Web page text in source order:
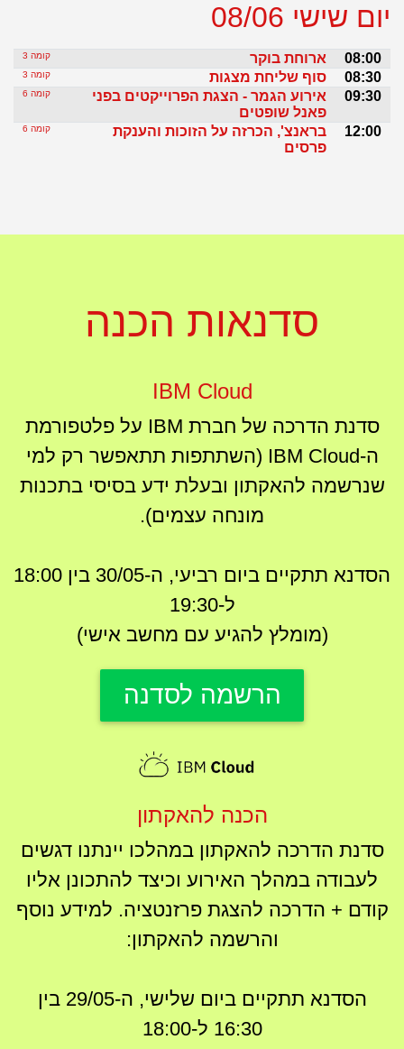
יום שישי 08/06
08:00 ארוחת בוקר קומה 3
08:30 סוף שליחת מצגות קומה 3
09:30
אירוע הגמר - הצגת הפרוייקטים בפני
פאנל שופטים
קומה 6
12:00
בראנצ', הכרזה על הזוכות והענקת
פרסים
קומה 6
סדנאות הכנה
IBM Cloud
סדנת הדרכה של חברת IBM על פלטפורמת
ה-IBM Cloud (השתתפות תתאפשר רק למי
שנרשמה להאקתון ובעלת ידע בסיסי בתכנות
מונחה עצמים).
הסדנא תתקיים ביום רביעי, ה-30/05 בין 18:00
ל-19:30
(מומלץ להגיע עם מחשב אישי)
הרשמה לסדנה
הכנה להאקתון
סדנת הדרכה להאקתון במהלכו יינתנו דגשים
לעבודה במהלך האירוע וכיצד להתכונן אליו
קודם + הדרכה להצגת פרזנטציה. למידע נוסף
והרשמה להאקתון:
הסדנא תתקיים ביום שלישי, ה-29/05 בין
16:30 ל-18:00